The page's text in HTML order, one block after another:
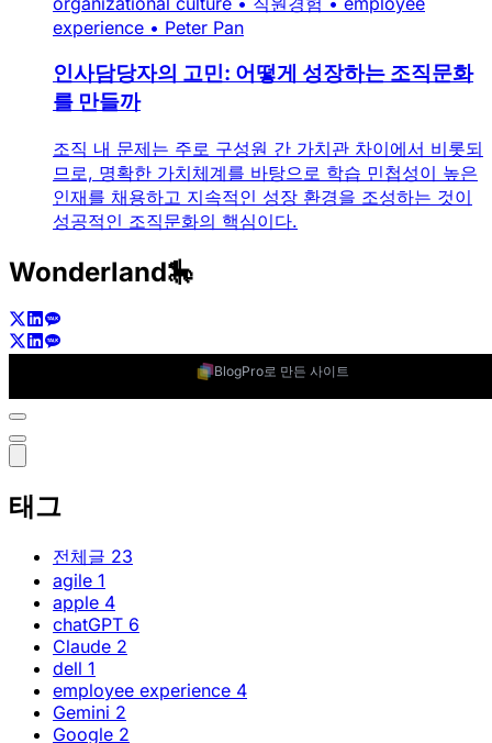
experience • Peter Pan
인사담당자의 고민: 어떻게 성장하는 조직문화
를 만들까
조직 내 문제는 주로 구성원 간 가치관 차이에서 비롯되
므로, 명확한 가치체계를 바탕으로 학습 민첩성이 높은
인재를 채용하고 지속적인 성장 환경을 조성하는 것이
성공적인 조직문화의 핵심이다.
Wonderland🎠
BlogPro로 만든 사이트
태그
전체글 23
agile 1
apple 4
chatGPT 6
Claude 2
dell 1
employee experience 4
Gemini 2
Google 2